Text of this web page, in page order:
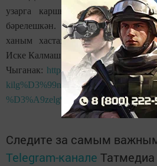
узарга каршы юлга чыккан
бәрелешкән. Lexus
ханым хастаханәгә озатылган.
Иске Калмаш авылында
Чыганак: http://www.saby-rt.ru/tt/hbrl/
kilg%D3%99n-egetne%D2%A3-
%D3%A9zelg%D3%99n-%20foto.html
Следите за самым
Telegram-канале Татмедиа